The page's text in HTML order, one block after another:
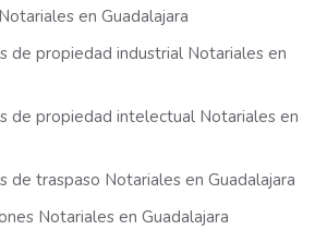
en Guadalajara
de propiedad industrial Notariales en
de propiedad intelectual Notariales en
de traspaso Notariales en Guadalajara
Notariales en Guadalajara